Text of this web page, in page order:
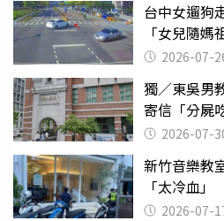
台中女遛狗
「女兒隨
致死判9月
2026-07-
獨／東吳男
寄信「分屍
關 2026-07-
新竹音樂教
「太冷血
2026-07-